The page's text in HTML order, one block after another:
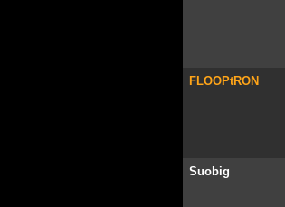
FLOOPtRON
Suobig